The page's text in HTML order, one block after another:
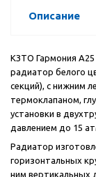
Описание
КЗТО Гармония А25
радиатор белого
секций), с нижним
термоклапаном,
установки в
давлением до 15
Радиатор
горизонтальных
ним вертикальных